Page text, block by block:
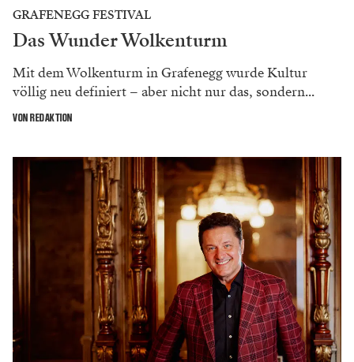
GRAFENEGG FESTIVAL
Das Wunder Wolkenturm
Mit dem Wolkenturm in Grafenegg wurde Kultur
völlig neu definiert – aber nicht nur das, sondern...
VON REDAKTION